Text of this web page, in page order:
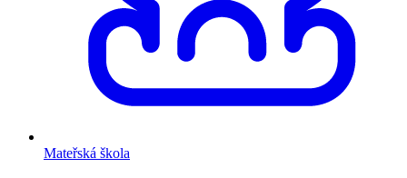
Mateřská škola